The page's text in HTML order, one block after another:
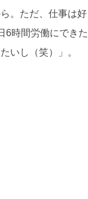
。ただ、仕事は
6時間労働にでき
いし（笑）」。